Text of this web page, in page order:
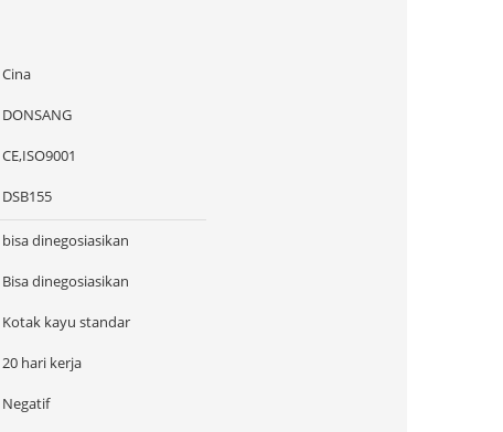
Cina
DONSANG
CE,ISO9001
DSB155
bisa dinegosiasikan
Bisa dinegosiasikan
Kotak kayu standar
20 hari kerja
Negatif